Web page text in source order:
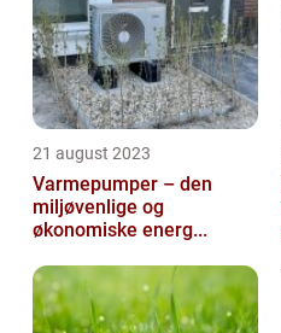
21 august 2023
Varmepumper – den
miljøvenlige og
økonomiske energ...